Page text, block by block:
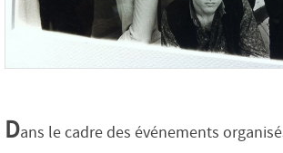
Dans le cadre des événements